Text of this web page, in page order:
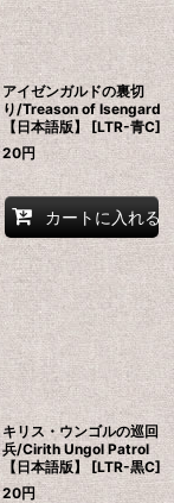
アイゼンガルドの裏切
り/Treason of Isengard
【日本語版】 [LTR-青C]
20円
カートに入れる
キリス・ウンゴルの巡回
兵/Cirith Ungol Patrol
【日本語版】 [LTR-黒C]
20円